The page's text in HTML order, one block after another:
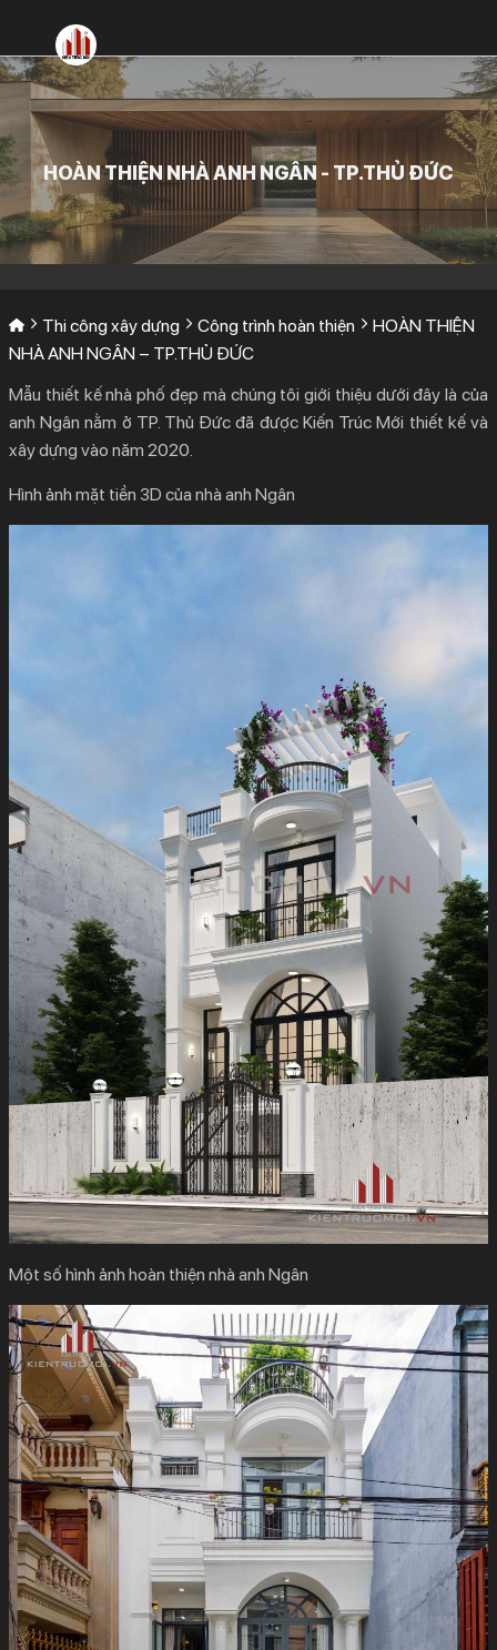
nội
dung
HOÀN THIỆN NHÀ ANH NGÂN - TP.THỦ ĐỨC
Thi công xây dựng Công trình hoàn thiện
HOÀN THIỆN
NHÀ ANH NGÂN – TP.THỦ ĐỨC
Mẫu thiết kế nhà phố đẹp mà chúng tôi giới thiệu dưới đây là của
anh Ngân nằm ở TP. Thủ Đức đã được Kiến Trúc Mới thiết kế và
xây dựng vào năm 2020.
Hình ảnh mặt tiền 3D của nhà anh Ngân
Một số hình ảnh hoàn thiện nhà anh Ngân